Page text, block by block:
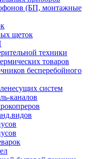
(БП, монтажные
щеток
техники
товаров
бесперебойного
систем
каналов